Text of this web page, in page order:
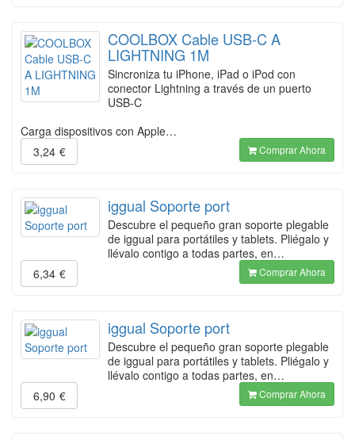
COOLBOX Cable USB-C A
LIGHTNING 1M
Sincroniza tu iPhone, iPad o iPod con
conector Lightning a través de un puerto
USB-C
Carga dispositivos con Apple…
3,24 € Comprar Ahora
iggual Soporte port
Descubre el pequeño gran soporte plegable
de iggual para portátiles y tablets. Pliégalo y
llévalo contigo a todas partes, en…
6,34 € Comprar Ahora
iggual Soporte port
Descubre el pequeño gran soporte plegable
de iggual para portátiles y tablets. Pliégalo y
llévalo contigo a todas partes, en…
6,90 € Comprar Ahora